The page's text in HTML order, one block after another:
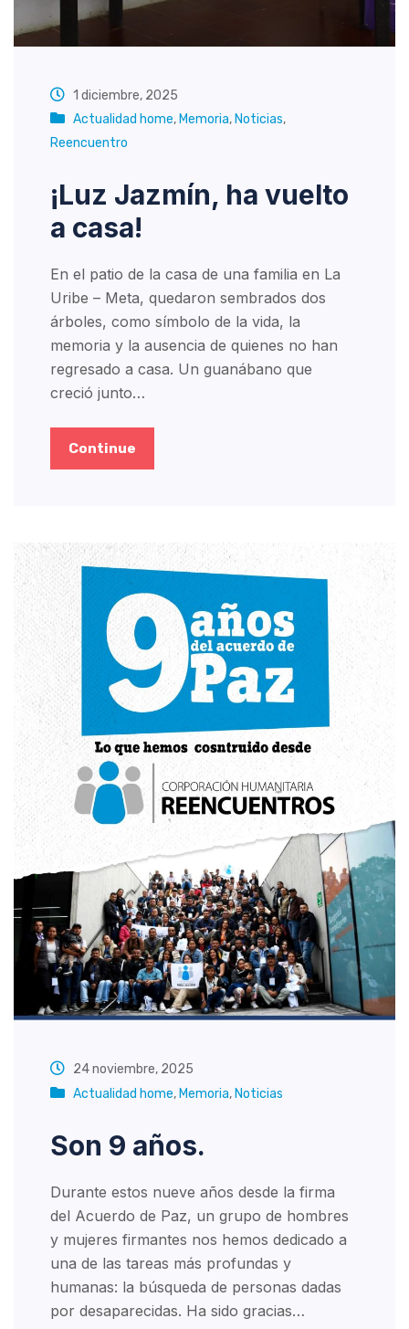
1 diciembre, 2025
Actualidad home, Memoria, Noticias,
Reencuentro
¡Luz Jazmín, ha vuelto
a casa!
En el patio de la casa de una familia en La
Uribe – Meta, quedaron sembrados dos
árboles, como símbolo de la vida, la
memoria y la ausencia de quienes no han
regresado a casa. Un guanábano que
creció junto…
Continue
24 noviembre, 2025
Actualidad home, Memoria, Noticias
Son 9 años.
Durante estos nueve años desde la firma
del Acuerdo de Paz, un grupo de hombres
y mujeres firmantes nos hemos dedicado a
una de las tareas más profundas y
humanas: la búsqueda de personas dadas
por desaparecidas. Ha sido gracias…